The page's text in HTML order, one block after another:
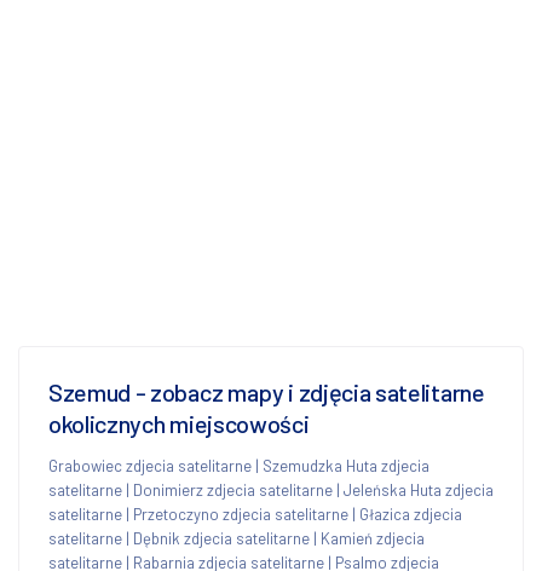
Szemud - zobacz mapy i zdjęcia satelitarne
okolicznych miejscowości
Grabowiec zdjecia satelitarne | Szemudzka Huta zdjecia
satelitarne | Donimierz zdjecia satelitarne | Jeleńska Huta zdjecia
satelitarne | Przetoczyno zdjecia satelitarne | Głazica zdjecia
satelitarne | Dębnik zdjecia satelitarne | Kamień zdjecia
satelitarne | Rabarnia zdjecia satelitarne | Psalmo zdjecia